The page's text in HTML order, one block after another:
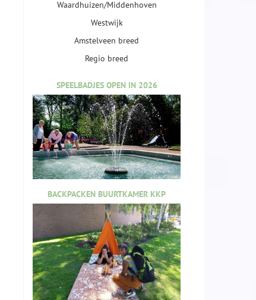
Waardhuizen/Middenhoven
Westwijk
Amstelveen breed
Regio breed
SPEELBADJES OPEN IN 2026
BACKPACKEN BUURTKAMER KKP